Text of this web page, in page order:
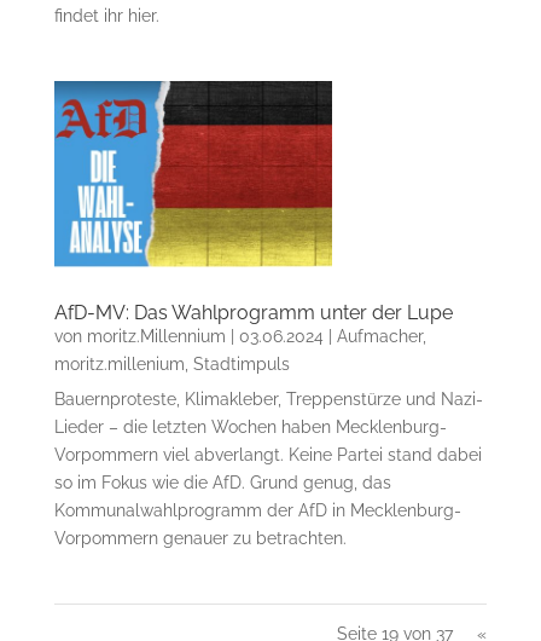
findet ihr hier.
AfD-MV: Das Wahlprogramm unter der Lupe
von moritz.Millennium 03.06.2024 Aufmacher,
moritz.millenium Stadtimpuls
Bauernproteste, Klimakleber, Treppenstürze und Nazi-
Lieder – die letzten Wochen haben Mecklenburg-
Vorpommern viel abverlangt. Keine Partei stand dabei
so im Fokus wie die AfD. Grund genug, das
Kommunalwahlprogramm der AfD in Mecklenburg-
Vorpommern genauer zu betrachten.
Seite 19 von 37 «